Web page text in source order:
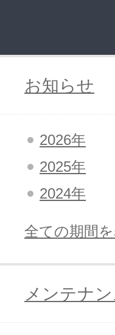
※ 弊社が独自
ています
お名前
お名前メ
ブランド保
ドメイン
API連携や後
販売パー
Domain
お知らせ
2026年
2025年
2024年
全ての期間
メンテナ